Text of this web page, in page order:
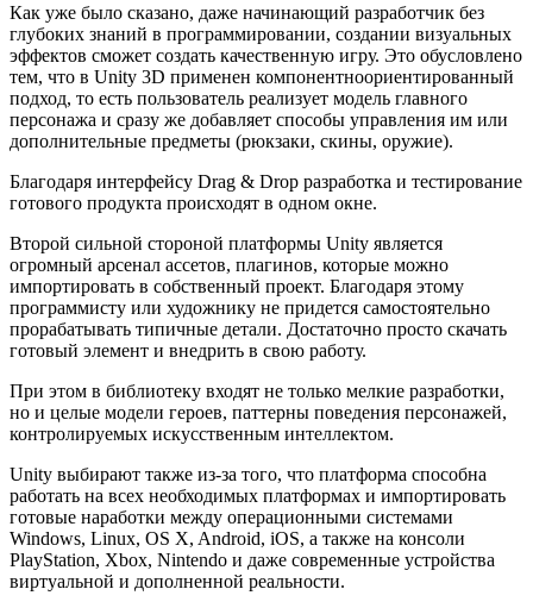
Как уже было сказано, даже начинающий разработчик без
глубоких знаний в программировании, создании визуальных
эффектов сможет создать качественную игру. Это обусловлено
тем, что в Unity 3D применен компонентноориентированный
подход, то есть пользователь реализует модель главного
персонажа и сразу же добавляет способы управления им или
дополнительные предметы (рюкзаки, скины, оружие).
Благодаря интерфейсу Drag & Drop разработка и тестирование
готового продукта происходят в одном окне.
Второй сильной стороной платформы Unity является
огромный арсенал ассетов, плагинов, которые можно
импортировать в собственный проект. Благодаря этому
программисту или художнику не придется самостоятельно
прорабатывать типичные детали. Достаточно просто скачать
готовый элемент и внедрить в свою работу.
При этом в библиотеку входят не только мелкие разработки,
но и целые модели героев, паттерны поведения персонажей,
контролируемых искусственным интеллектом.
Unity выбирают также из-за того, что платформа способна
работать на всех необходимых платформах и импортировать
готовые наработки между операционными системами
Windows, Linux, OS X, Android, iOS, а также на консоли
PlayStation, Xbox, Nintendo и даже современные устройства
виртуальной и дополненной реальности.